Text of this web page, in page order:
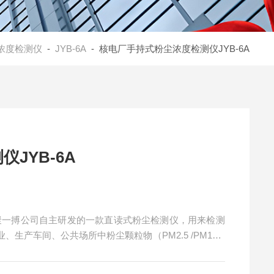
度检测仪 - JYB-6A- 核电厂手持式粉尘浓度检测仪JYB-6A
仪JYB-6A
搏公司自主研发的一款直读式粉尘检测仪，用来检测
生产车间、公共场所中粉尘颗粒物（PM2.5 /PM10/T